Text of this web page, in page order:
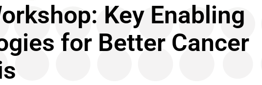
Key Enabling
for Better Cancer